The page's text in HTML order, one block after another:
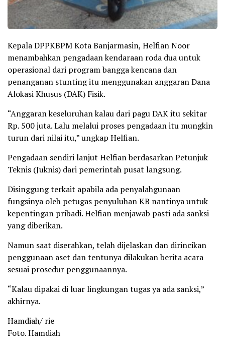
Kepala DPPKBPM Kota Banjarmasin, Helfian Noor
menambahkan pengadaan kendaraan roda dua untuk
operasional dari program bangga kencana dan
penanganan stunting itu menggunakan anggaran Dana
Alokasi Khusus (DAK) Fisik.
“Anggaran keseluruhan kalau dari pagu DAK itu sekitar
Rp. 500 juta. Lalu melalui proses pengadaan itu mungkin
turun dari nilai itu,” ungkap Helfian.
Pengadaan sendiri lanjut Helfian berdasarkan Petunjuk
Teknis (Juknis) dari pemerintah pusat langsung.
Disinggung terkait apabila ada penyalahgunaan
fungsinya oleh petugas penyuluhan KB nantinya untuk
kepentingan pribadi. Helfian menjawab pasti ada sanksi
yang diberikan.
Namun saat diserahkan, telah dijelaskan dan dirincikan
penggunaan aset dan tentunya dilakukan berita acara
sesuai prosedur penggunaannya.
“Kalau dipakai di luar lingkungan tugas ya ada sanksi,”
akhirnya.
Hamdiah/ rie
Foto. Hamdiah